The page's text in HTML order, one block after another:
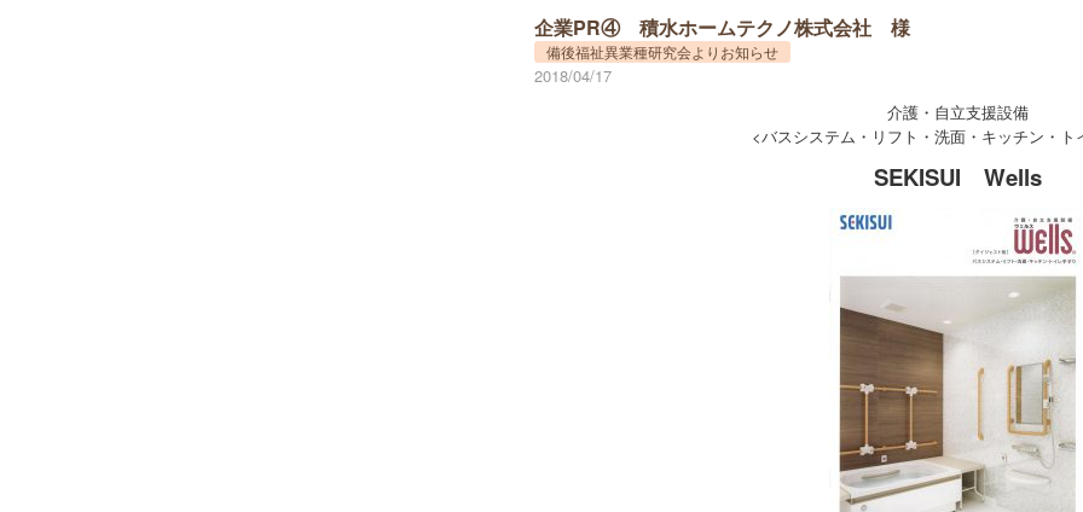
企業PR④ 積水ホームテクノ株式会社 様
備後福祉異業種研究会よりお知らせ
2018/04/17
介護・自立支援設備
<バスシステム・リフト・洗面・キッチン・ト
SEKISUI Wells